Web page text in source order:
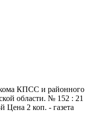
КПСС и районного
области. № 152 : 21
Цена 2 коп. - газета